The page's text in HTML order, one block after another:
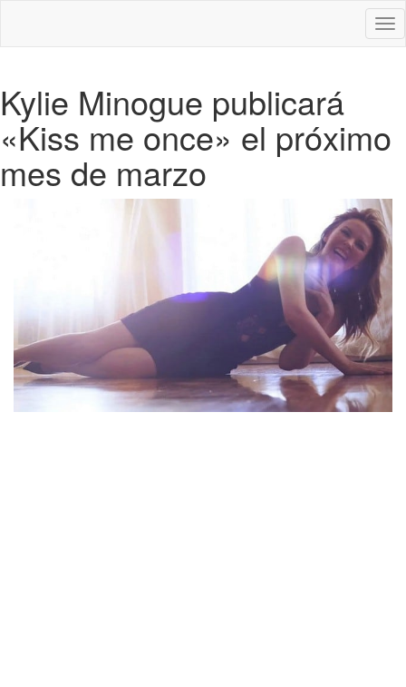
Kylie Minogue publicará
«Kiss me once» el próximo
mes de marzo